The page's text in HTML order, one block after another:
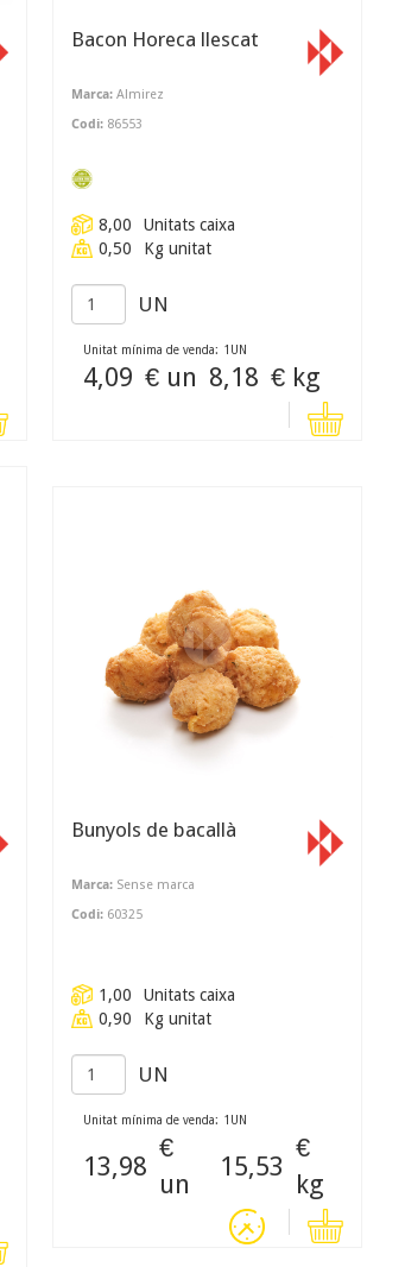
Bacon Horeca llescat
Marca: Almirez
Codi: 86553
8,00
Unitats caixa
0,50
Kg unitat
UN
Unitat mínima de venda: 1 UN
4,09 € un 8,18 € kg
Bunyols de bacallà
Marca: Sense marca
Codi: 60325
1,00
Unitats caixa
0,90
Kg unitat
UN
Unitat mínima de venda: 1 UN
13,98
€
un
15,53
€
kg